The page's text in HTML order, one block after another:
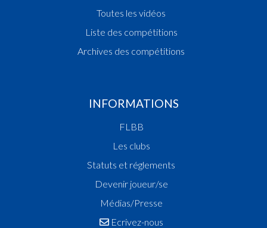
Champion des Filles Scolaires
Champion des Dames
Vainqueur Coupe des Dames
Champion des Cadettes
Champion des Filles Scolaires
Toutes les vidéos
Liste des compétitions
Archives des compétitions
INFORMATIONS
FLBB
Les clubs
Statuts et réglements
Devenir joueur/se
Médias/Presse
Ecrivez-nous